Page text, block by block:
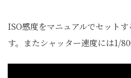
ISO感度をマニュアルでセット
す。またシャッター速度には1/